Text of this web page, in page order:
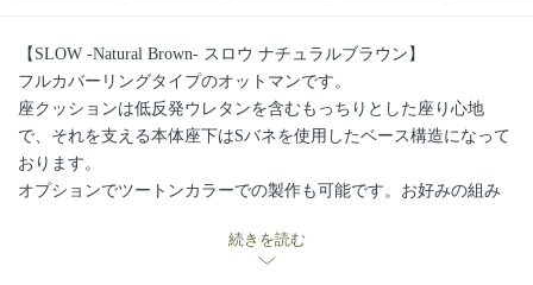
【SLOW -Natural Brown- スロウ ナチュラルブラウン】
フルカバーリングタイプのオットマンです。
座クッションは低反発ウレタンを含むもっちりとした座り心地
で、それを支える本体座下はSバネを使用したベース構造になって
おります。
オプションでツートンカラーでの製作も可能です。お好みの組み
ーションで選ぶことができ、変化と遊び心を楽しむことができま
続きを読む